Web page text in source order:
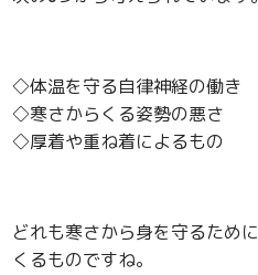
◇体温を守る自律神経の働き
◇寒さからくる姿勢の悪さ
◇厚着や重ね着によるもの
どれも寒さから身を守るために
くるものですね。